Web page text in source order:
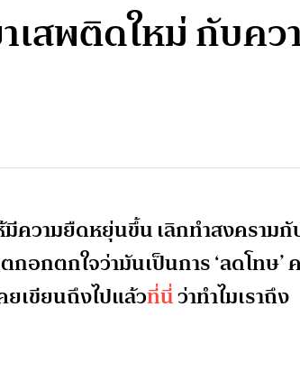
เสพติดใหม่ กับค
ความยืดหยุ่นขึ้น เลิกทำสงคราม
อกตกใจว่ามันเป็นการ ‘ลดโทษ’
ยเขียนถึงไปแล้วที่นี่ว่าทำไมเราถึง